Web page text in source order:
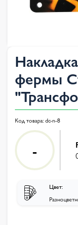
фермы
Код товара:dc-n-8
-
Цвет: